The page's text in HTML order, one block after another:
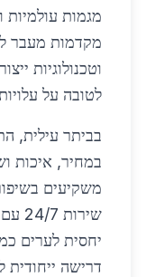
מגמות עולמיות
מקדמות מעבר
וטכנולוגיות
לטובה על
בביתר עילית,
במחיר, איכות
משקיעים
יחסית לערים
דרישה